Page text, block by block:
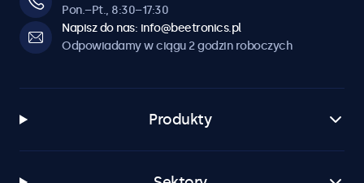
Pon.–Pt., 8:30–17:30
Napisz do nas: info@beetronics.pl
Odpowiadamy w ciągu 2 godzin roboczych
Produkty